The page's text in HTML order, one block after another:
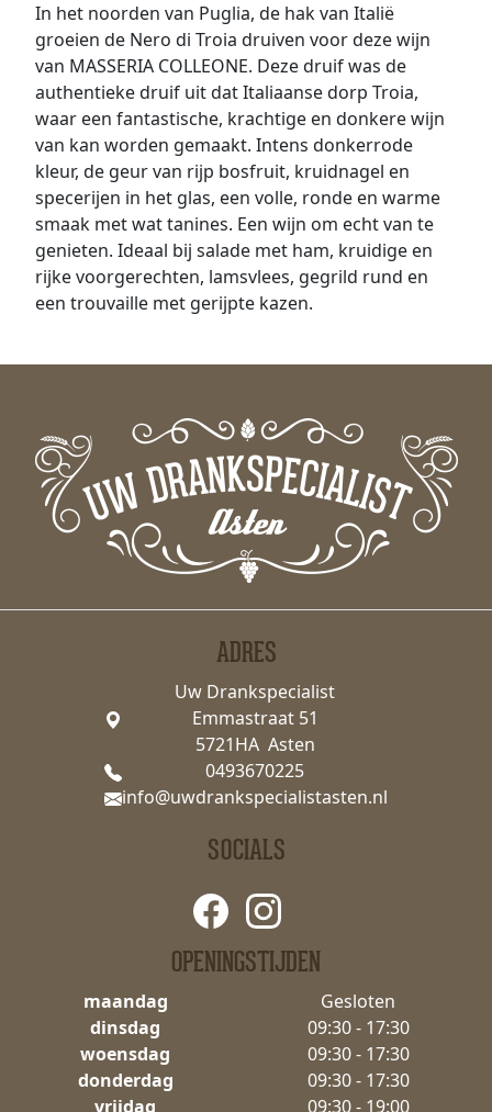
In het noorden van Puglia, de hak van Italië
groeien de Nero di Troia druiven voor deze wijn
van MASSERIA COLLEONE. Deze druif was de
authentieke druif uit dat Italiaanse dorp Troia,
waar een fantastische, krachtige en donkere wijn
van kan worden gemaakt. Intens donkerrode
kleur, de geur van rijp bosfruit, kruidnagel en
specerijen in het glas, een volle, ronde en warme
smaak met wat tanines. Een wijn om echt van te
genieten. Ideaal bij salade met ham, kruidige en
rijke voorgerechten, lamsvlees, gegrild rund en
een trouvaille met gerijpte kazen.
ADRES
Uw Drankspecialist
Emmastraat 51
5721HA Asten
0493670225
info@uwdrankspecialistasten.nl
OPENINGSTIJDEN
maandag
Gesloten
dinsdag
09:30 - 17:30
woensdag
09:30 - 17:30
donderdag
09:30 - 17:30
vrijdag
09:30 - 19:00
SOCIALS